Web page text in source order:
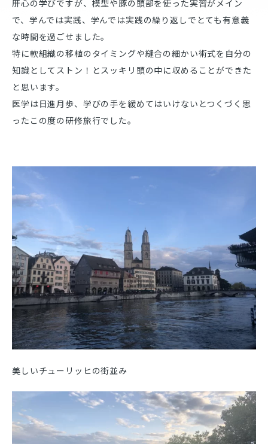
肝心の学びですが、模型や豚の頭部を使った実習がメイン
で、学んでは実践、学んでは実践の繰り返しでとても有意義
な時間を過ごせました。
特に軟組織の移植のタイミングや縫合の細かい術式を自分の
知識としてストン！とスッキリ頭の中に収めることができた
と思います。
医学は日進月歩、学びの手を緩めてはいけないとつくづく思
ったこの度の研修旅行でした。
美しいチューリッヒの街並み